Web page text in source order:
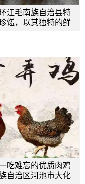
毛南族自治县特
馐，以其独特的鲜
难忘的优质肉鸡
自治区河池市大化